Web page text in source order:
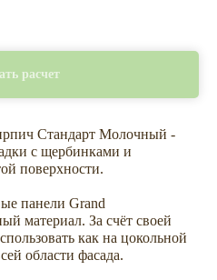
расчет
Стандарт Молочный -
с щербинками и
поверхности.
панели Grand
материал. За счёт своей
как на цокольной
области фасада.